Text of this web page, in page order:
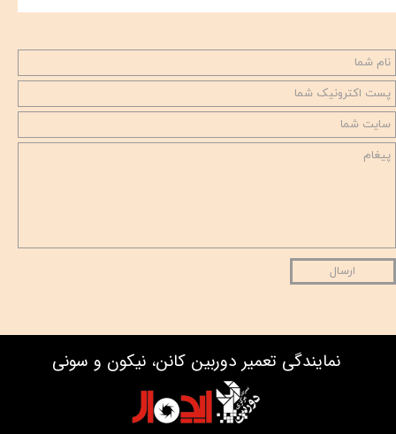
ارسال
نمایندگی تعمیر دوربین کانن، نیکون و سونی